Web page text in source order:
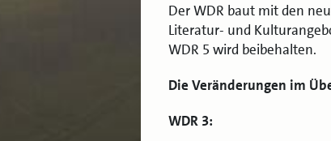
Der WDR baut mit den
Literatur- und
WDR 5 wird beibehalten.
Die Veränderungen im
WDR 3: